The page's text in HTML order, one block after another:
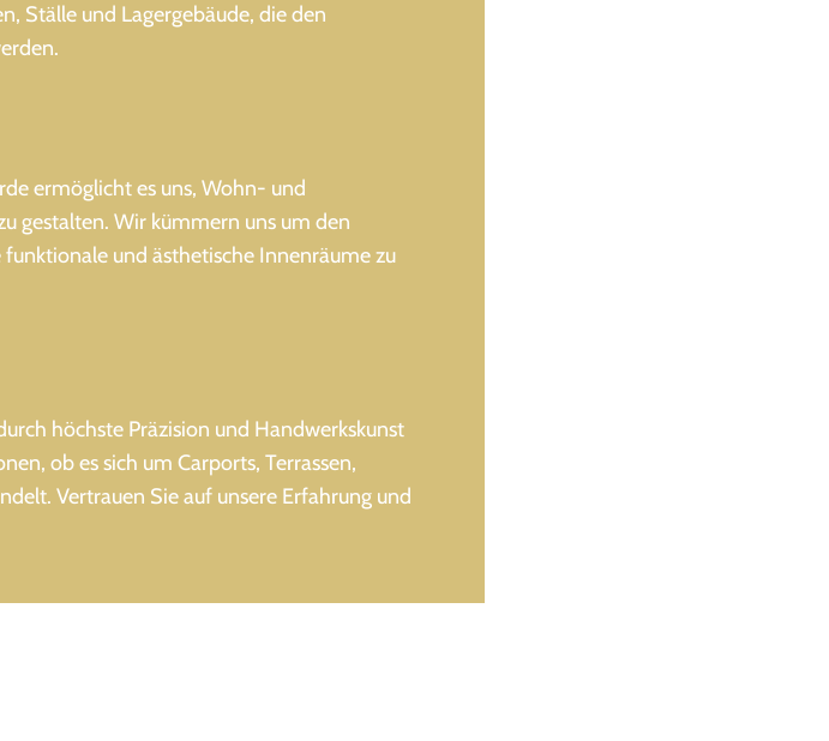
Ställe und Lagergebäude, die den
ermöglicht es uns, Wohn- und
gestalten. Wir kümmern uns um den
und ästhetische Innenräume zu
höchste Präzision und Handwerkskunst
ob es sich um Carports, Terrassen,
Vertrauen Sie auf unsere Erfahrung und